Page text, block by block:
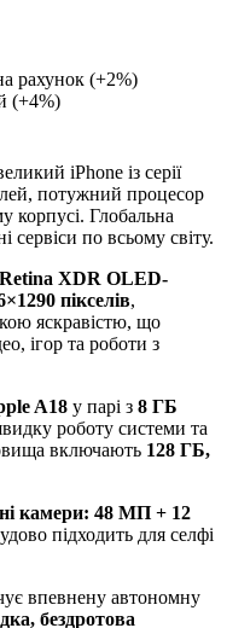
рахунок (+2%)
(+4%)
iPhone із серії
потужний процесор
корпусі. Глобальна
сервіси по всьому світу.
XDR OLED-
пікселів,
яскравістю, що
ігор та роботи з
A18 у парі з 8 ГБ
роботу системи та
включають 128 ГБ,
камери: 48 МП + 12
підходить для селфі
впевнену автономну
бездротова